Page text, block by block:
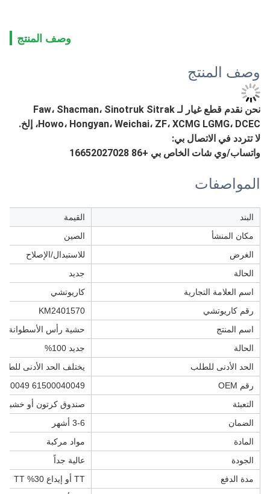
وصف المنتج
وصف المنتج
نحن نقدم قطع غيار لـ Faw، Shacman، Sinotruk Sitrak
Howo، Hongyan، Weichai، ZF، XCMG LGMG، DCEC، إلخ.
لا تتردد في الاتصال بي:
واتساب/وي شات الخاص بي +86 16652027028
المواصفات
البند
القيمة
مكان المنشأ
الصين
الغرض
للاستبدال/الإصلاح
الحالة
جديد
اسم العلامة التجارية
كاريوتشي
رقم كاريوتشي
KM2401570
اسم المنتج
حشية رأس الأسطوانة
الحالة
جديد 100%
الحد الأدنى للطلب
يختلف الحد الأدنى
رقم OEM
61500040049
التعبئة
صندوق كرتون أو خشبي
الضمان
3-6 أشهر
المادة
مواد مركبة
الجودة
عالية جداً
مدة الدفع
TT أو إيداع 30% TT